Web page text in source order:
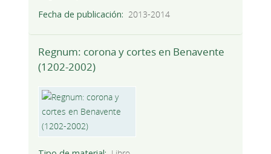
Fecha de publicación
2013-2014
Regnum: corona y cortes en Benavente
(1202-2002)